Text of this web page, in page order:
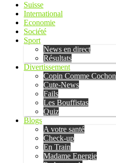
Suisse
International
Economie
Société
Sport
News en direct
Résultats
Divertissement
Copin Comme Cochon
Cute-News
Fails
Les Bouffistas
Quiz
Blogs
A votre santé
Check-up
En Train
Madame Energie